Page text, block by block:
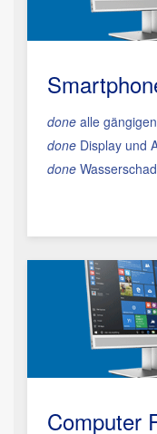
done alle
done Display und
done
Computer